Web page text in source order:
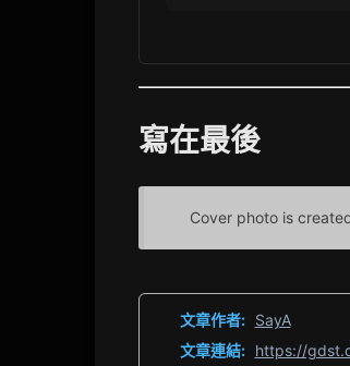
寫在最後
Cover photo is
文章作者: SayA
文章連結: https://